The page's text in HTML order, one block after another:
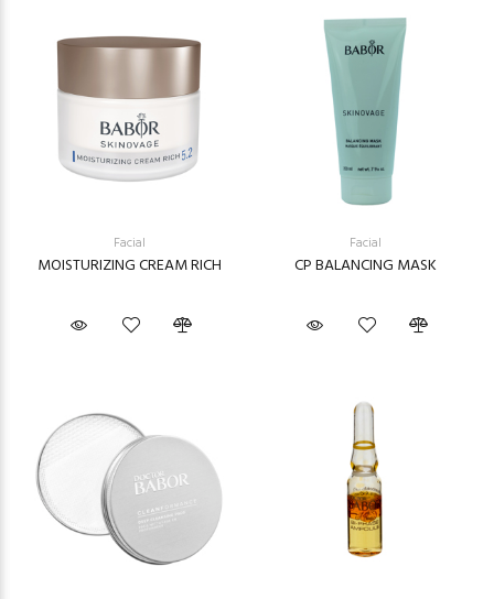
Facial
MOISTURIZING CREAM RICH
Facial
CP BALANCING MASK